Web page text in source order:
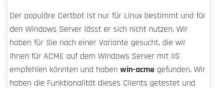
Der populäre Certbot ist nur für Linux bestimmt und für
den Windows Server lässt er sich nicht nutzen. Wir
haben für Sie nach einer Variante gesucht, die wir
Ihnen für ACME auf dem Windows Server mit IIS
empfehlen könnten und haben win-acme gefunden. Wir
haben die Funktionalität dieses Clients getestet und